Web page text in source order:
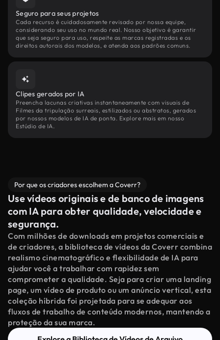
Seguro para seus projetos
Cada recurso é cuidadosamente revisado por nossa equipe,
considerando seu uso no mundo real. Nosso objetivo é garantir
que seja seguro para uso, respeite as marcas registradas e os
direitos autorais dos modelos, e atenda aos padrões comuns.
Clipes gerados por IA
Preencha lacunas criativas instantaneamente com visuais de
Filmes da tripulação surreais, estilizados ou abstratos, gerados
por nossos modelos de IA de ponta. Explore mais em nosso
Estúdio de IA.
Por que os criadores escolhem a Coverr?
Use vídeos originais e de banco de imagens
com IA para obter qualidade, velocidade e
segurança.
Com milhões de downloads em projetos comerciais e
de criadores, a biblioteca de vídeos da Coverr combina
realismo cinematográfico e flexibilidade de IA para
ajudar você a trabalhar com rapidez sem
comprometer a qualidade. Seja para criar uma landing
page, um vídeo de produto ou um anúncio vertical, esta
coleção híbrida foi projetada para se adequar aos
fluxos de trabalho de conteúdo modernos, mantendo a
proteção da sua marca.